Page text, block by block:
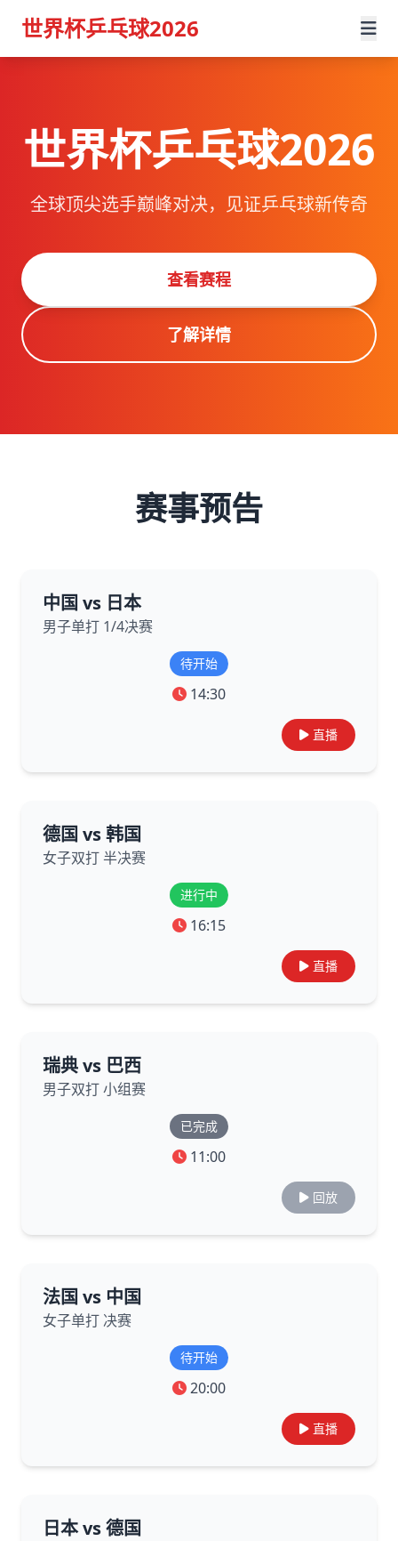
世界杯乒乓球2026
世界杯乒乓球2026
全球顶尖选手巅峰对决，见证乒乓球新传奇
查看赛程
了解详情
赛事预告
中国 vs 日本
男子单打 1/4决赛
待开始
14:30
直播
德国 vs 韩国
女子双打 半决赛
进行中
16:15
直播
瑞典 vs 巴西
男子双打 小组赛
已完成
11:00
回放
法国 vs 中国
女子单打 决赛
待开始
20:00
直播
日本 vs 德国